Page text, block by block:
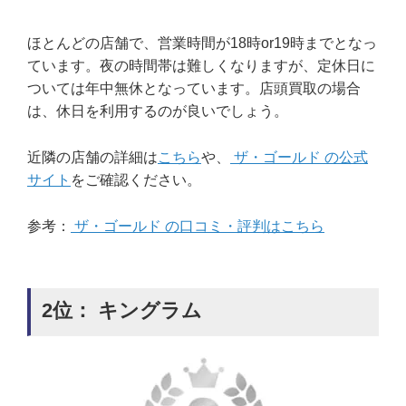
ほとんどの店舗で、営業時間が18時or19時までとなっ
ています。夜の時間帯は難しくなりますが、定休日に
ついては年中無休となっています。店頭買取の場合
は、休日を利用するのが良いでしょう。
近隣の店舗の詳細はこちらや、
ザ・ゴールド の公式
サイト をご確認ください。
参考： ザ・ゴールド の口コミ・評判はこちら
2位： キングラム